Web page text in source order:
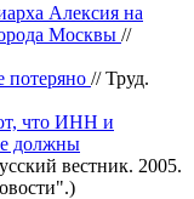
Алексия на
Москвы //
потеряно // Труд.
что ИНН и
должны
вестник. 2005.